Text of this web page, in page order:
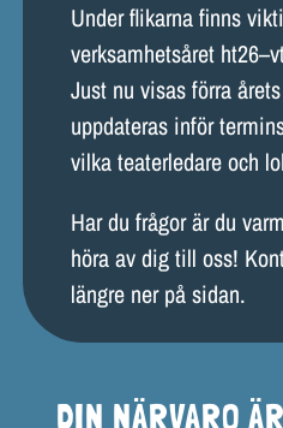
Under flikarna finns
verksamhetsåret
Just nu visas förra
uppdateras inför
vilka teaterledare och
Har du frågor är du
höra av dig till oss!
längre ner på sidan.
DIN NÄRVARO